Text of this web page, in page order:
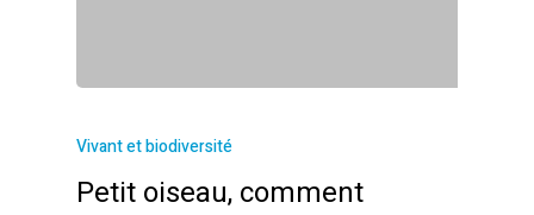
Vivant et biodiversité
Petit oiseau, comment